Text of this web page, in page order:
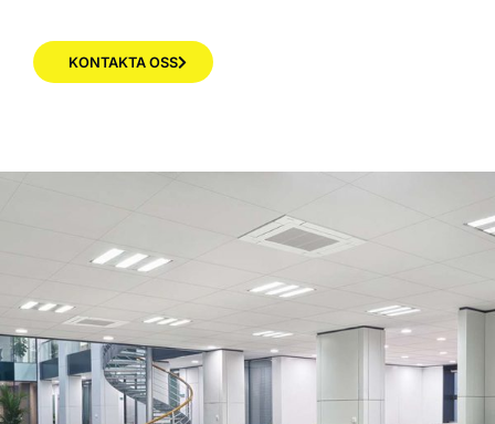
KONTAKTA OSS